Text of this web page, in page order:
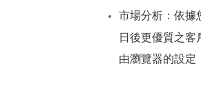
市場分析：依據
日後更優質之客
由瀏覽器的設定